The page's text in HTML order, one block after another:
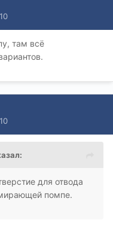
там всё
для отвода
помпе.